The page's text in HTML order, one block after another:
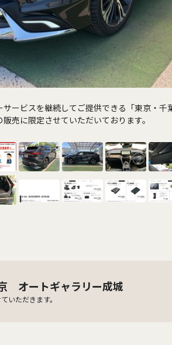
ービスを継続してご提供できる「東京・千
売に限定させていただいております。
オートギャラリー成城
いただきます。